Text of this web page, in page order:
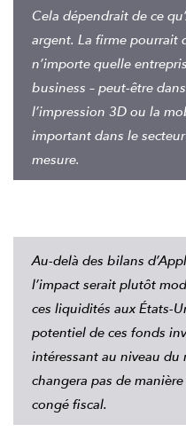
Cela dépendrait de ce
argent. La firme pourrait
n’importe quelle
business – peut-être
l’impression 3D ou la
important dans le
mesure.
Au-delà des bilans
l’impact serait plutôt
ces liquidités aux États-
potentiel de ces fonds
intéressant au niveau du
changera pas de
congé fiscal.